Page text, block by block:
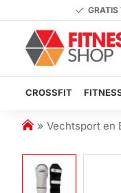
CROSSFIT
h
m
e
Vechtsport en